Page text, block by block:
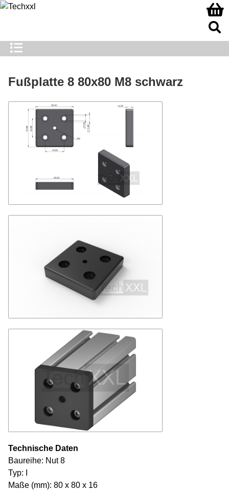
Fußplatte 8 80x80 M8 schwarz
Technische Daten
Baureihe: Nut 8
Typ: I
Maße (mm): 80 x 80 x 16